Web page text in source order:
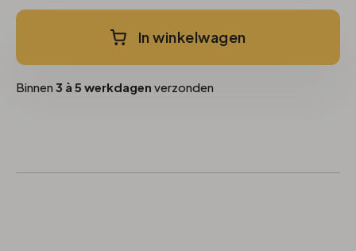
In winkelwagen
Binnen 3 à 5 werkdagen verzonden